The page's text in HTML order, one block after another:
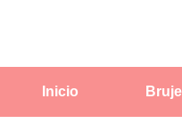
Inicio